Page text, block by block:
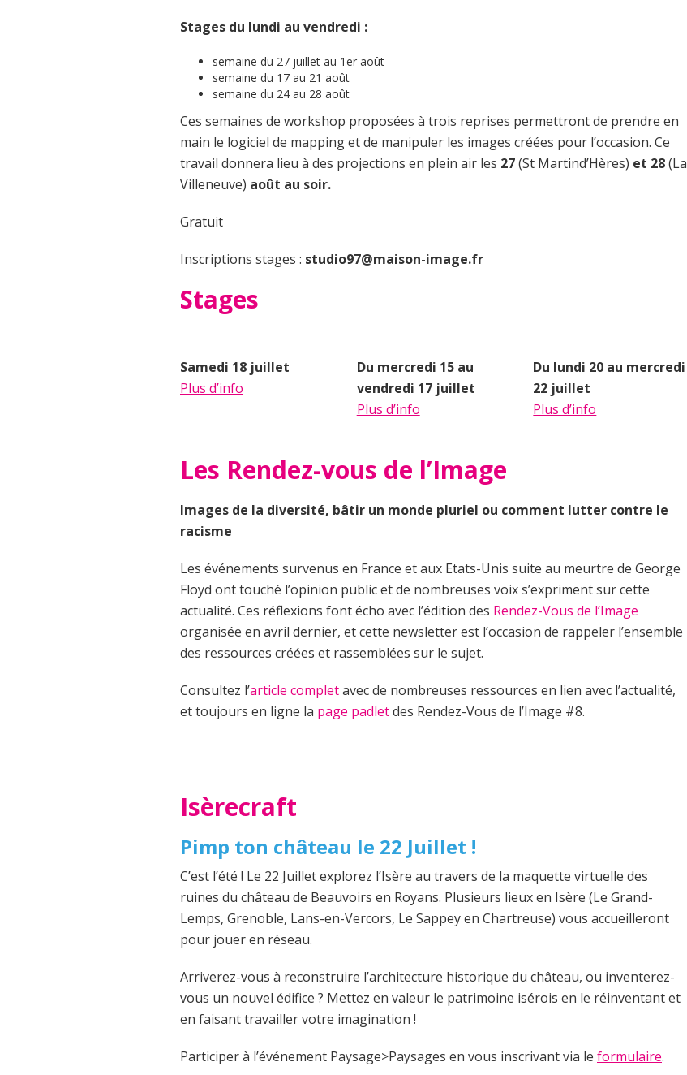
Stages du lundi au vendredi :
semaine du 27 juillet au 1er août
semaine du 17 au 21 août
semaine du 24 au 28 août
Ces semaines de workshop proposées à trois reprises permettront de prendre en
main le logiciel de mapping et de manipuler les images créées pour l’occasion. Ce
travail donnera lieu à des projections en plein air les 27(St Martind’Hères) et 28(La
Villeneuve) août au soir.
Gratuit
Inscriptions stages : studio97@maison-image.fr
Stages
Samedi 18 juillet
Plus d’info
Du mercredi 15 au
vendredi 17 juillet
Plus d’info
Du lundi 20 au mercredi
22 juillet
Plus d’info
Les Rendez-vous de l’Image
Images de la diversité, bâtir un monde pluriel ou comment lutter contre le
racisme
Les événements survenus en France et aux Etats-Unis suite au meurtre de George
Floyd ont touché l’opinion public et de nombreuses voix s’expriment sur cette
actualité. Ces réflexions font écho avec l’édition des Rendez-Vous de l’Image
organisée en avril dernier, et cette newsletter est l’occasion de rappeler l’ensemble
des ressources créées et rassemblées sur le sujet.
Consultez l’article completavec de nombreuses ressources en lien avec l’actualité,
et toujours en ligne la page padletdes Rendez-Vous de l’Image #8.
Isèrecraft
Pimp ton château le 22 Juillet !
C’est l’été ! Le 22 Juillet explorez l’Isère au travers de la maquette virtuelle des
ruines du château de Beauvoirs en Royans. Plusieurs lieux en Isère (Le Grand-
Lemps, Grenoble, Lans-en-Vercors, Le Sappey en Chartreuse) vous accueilleront
pour jouer en réseau.
Arriverez-vous à reconstruire l’architecture historique du château, ou inventerez-
vous un nouvel édifice ? Mettez en valeur le patrimoine isérois en le réinventant et
en faisant travailler votre imagination !
Participer à l’événement Paysage>Paysages en vous inscrivant via le formulaire.